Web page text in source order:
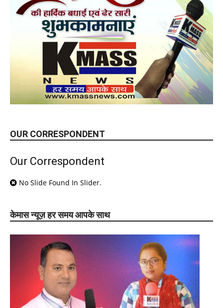
OUR CORRESPONDENT
Our Correspondent
No Slide Found In Slider.
केमास न्यूज़ हर समय आपके साथ